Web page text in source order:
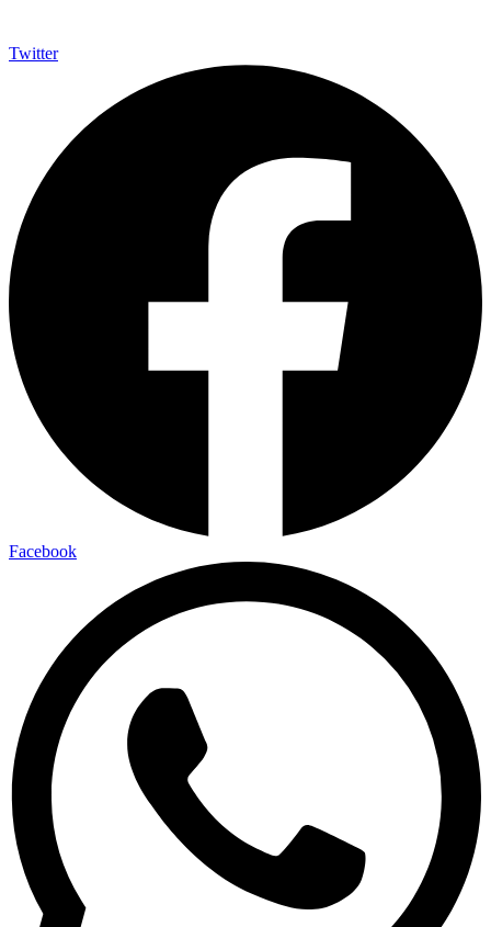
Twitter
Facebook